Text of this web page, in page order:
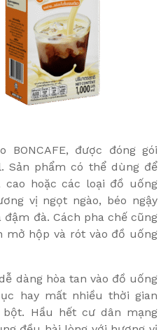
được đóng gói
Sản phẩm có thể dùng để
cao hoặc các loại đồ uống
vị ngọt ngào, béo ngậy
đà. Cách pha chế cũng
mở hộp và rót vào đồ uống
dàng hòa tan vào đồ uống
hay mất nhiều thời gian
Hầu hết cư dân mạng